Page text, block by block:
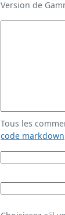
Version de
Tous les
code markdown